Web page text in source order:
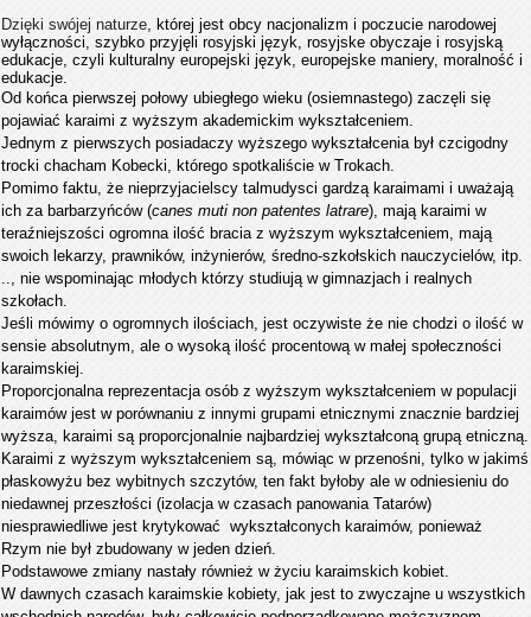
Dzięki swójej naturze, której jest obcy nacjonalizm i poczucie narodowej
wyłączności, szybko przyjęli rosyjski język, rosyjske obyczaje i rosyjską
edukacje, czyli kulturalny europejski język, europejske maniery, moralność i
edukacje.
Od końca pierwszej połowy ubiegłego wieku (osiemnastego) zaczęli się
pojawiać karaimi z wyższym akademickim wykształceniem.
Jednym z pierwszych posiadaczy wyższego wykształcenia był czcigodny
trocki chacham Kobecki, którego spotkaliście w Trokach.
Pomimo faktu, że nieprzyjacielscy talmudysci gardzą karaimami i uważają
ich za barbarzyńców (canes muti non patentes latrare), mają karaimi w
teraźniejszości ogromna ilość bracia z wyższym wykształceniem, mają
swoich lekarzy, prawników, inżynierów, średno-szkołskich nauczycielów, itp.
.., nie wspominając młodych którzy studiują w gimnazjach i realnych
szkołach.
Jeśli mówimy o ogromnych ilościach, jest oczywiste że nie chodzi o ilość w
sensie absolutnym, ale o wysoką ilość procentową w małej społeczności
karaimskiej.
Proporcjonalna reprezentacja osób z wyższym wykształceniem w populacji
karaimów jest w porównaniu z innymi grupami etnicznymi znacznie bardziej
wyższa, karaimi są proporcjonalnie najbardziej wykształconą grupą etniczną.
Karaimi z wyższym wykształceniem są, mówiąc w przenośni, tylko w jakimś
płaskowyżu bez wybitnych szczytów, ten fakt byłoby ale w odniesieniu do
niedawnej przeszłości (izolacja w czasach panowania Tatarów)
niesprawiedliwe jest krytykować wykształconych karaimów, ponieważ
Rzym nie był zbudowany w jeden dzień.
Podstawowe zmiany nastały również w życiu karaimskich kobiet.
W dawnych czasach karaimskie kobiety, jak jest to zwyczajne u wszystkich